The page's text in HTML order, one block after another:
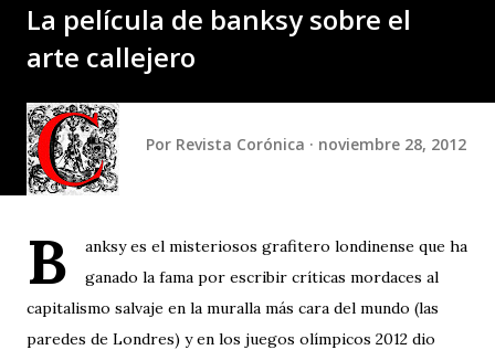
La película de banksy sobre el
arte callejero
Por Revista Corónica noviembre 28, 2012
B
anksy es el misteriosos grafitero londinense que ha
ganado la fama por escribir críticas mordaces al
capitalismo salvaje en la muralla más cara del mundo (las
paredes de Londres) y en los juegos olímpicos 2012 dio